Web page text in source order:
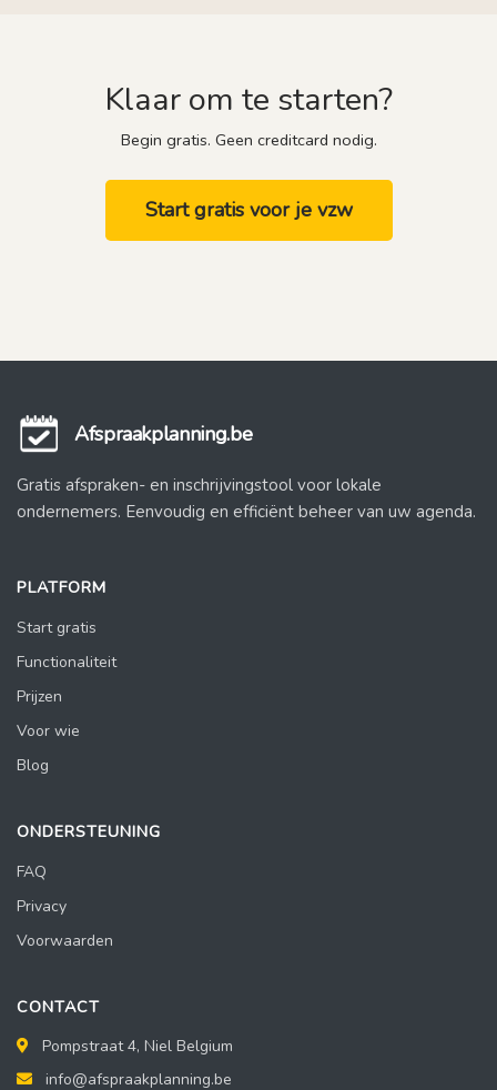
Klaar om te starten?
Begin gratis. Geen creditcard nodig.
Start gratis voor je vzw
Afspraakplanning.be
Gratis afspraken- en inschrijvingstool voor lokale
ondernemers. Eenvoudig en efficiënt beheer van uw agenda.
PLATFORM
Start gratis
Functionaliteit
Prijzen
Voor wie
Blog
ONDERSTEUNING
FAQ
Privacy
Voorwaarden
CONTACT
Pompstraat 4, Niel Belgium
info@afspraakplanning.be